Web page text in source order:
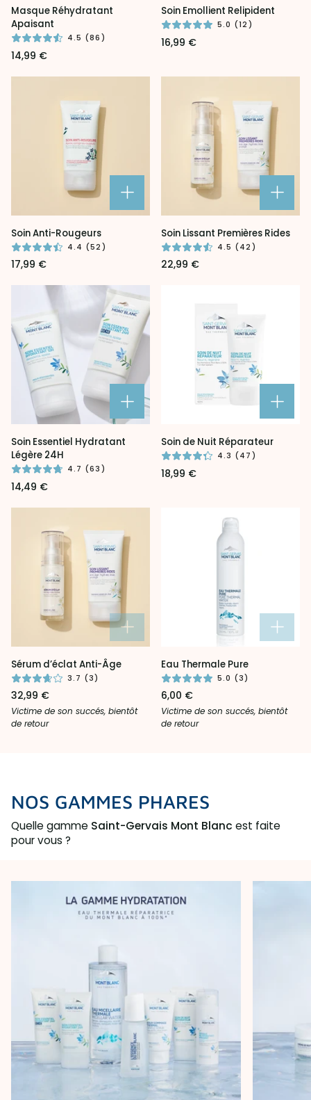
Masque
Réhydratant
Apaisant
Masque Réhydratant
Apaisant
4.5 (86)
14,99 €
Soin
Emollient
Relipident
Soin Emollient Relipident
5.0 (12)
16,99 €
Soin
Anti-
Rougeurs
Soin Anti-Rougeurs
4.4 (52)
17,99 €
Soin
Lissant
Premières
Rides
Soin Lissant Premières Rides
4.5 (42)
22,99 €
Soin
Essentiel
Hydratant
Légère
24H
Soin Essentiel Hydratant
Légère 24H
4.7 (63)
14,49 €
Soin
de
Nuit
Réparateur
Soin de Nuit Réparateur
4.3 (47)
18,99 €
Sérum
d’éclat
Anti-
Âge
Sérum d’éclat Anti-Âge
3.7 (3)
32,99 €
Victime de son succés, bientôt
de retour
Eau
Thermale
Pure
Eau Thermale Pure
5.0 (3)
6,00 €
Victime de son succés, bientôt
de retour
NOS GAMMES PHARES
Quelle gamme Saint-Gervais Mont Blanc est faite
pour vous ?